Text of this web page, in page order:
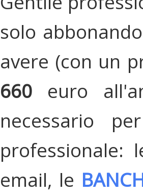
solo
avere (con un
660 euro
necessario
professionale:
email, le